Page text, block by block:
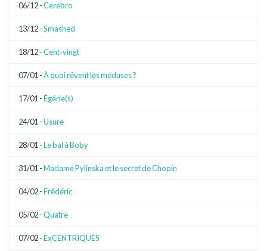
06/12 -Cerebro
13/12 -Smashed
18/12 -Cent-vingt
07/01 -À quoi rêvent les méduses ?
17/01 -Égérie(s)
24/01 -Usure
28/01 -Le bal à Boby
31/01 -Madame Pylinska et le secret de Chopin
04/02 -Frédéric
05/02 -Quatre
07/02 -ExCENTRIQUES